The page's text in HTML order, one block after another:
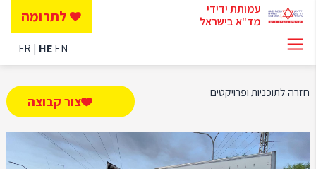
עמותת ידידי
מד"א בישראל
לתרומה
FR HEEN
צור קבוצה
חזרה לתוכניות ופרויקטים